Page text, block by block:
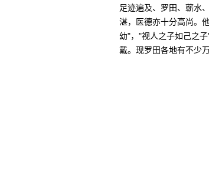
足迹遍及、罗田、蕲水
湛，医德亦十分高尚。
幼"，"视人之子如己之
戴。现罗田各地有不少